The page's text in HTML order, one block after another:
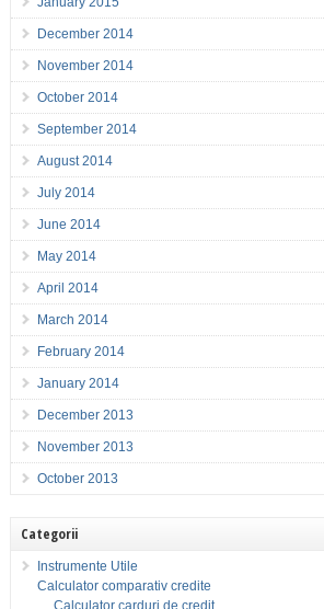
December 2014
November 2014
October 2014
September 2014
August 2014
July 2014
June 2014
May 2014
April 2014
March 2014
February 2014
January 2014
December 2013
November 2013
October 2013
Categorii
Instrumente Utile
Calculator comparativ credite
Calculator carduri de credit